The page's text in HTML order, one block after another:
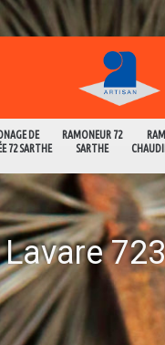
DE
72 SARTHE
RAMONEUR 72
SARTHE